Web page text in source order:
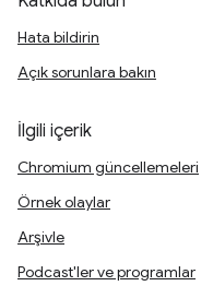
Hata bildirin
Açık sorunlara bakın
İlgili içerik
Chromium güncellemeleri
Örnek olaylar
Arşivle
Podcast'ler ve programlar